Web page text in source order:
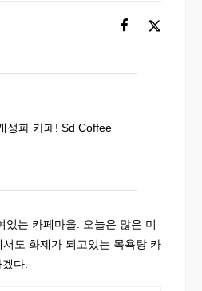
성파 카페! Sd Coffee
있는 카페마을. 오늘은 많은 미
도 화제가 되고있는 목욕탕 카
다.